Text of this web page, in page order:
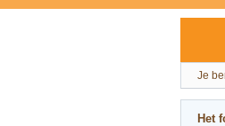
Je
Het